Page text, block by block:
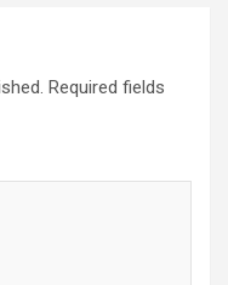
Required fields